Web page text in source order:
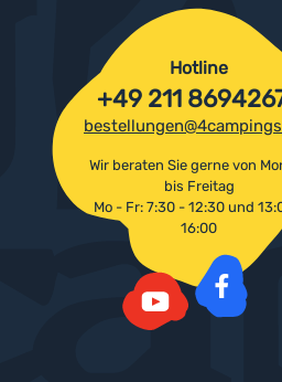
Hotline
+49 211
Wir beraten Sie gerne von
bis Freitag
Mo - Fr: 7:30 - 12:30 und
16:00